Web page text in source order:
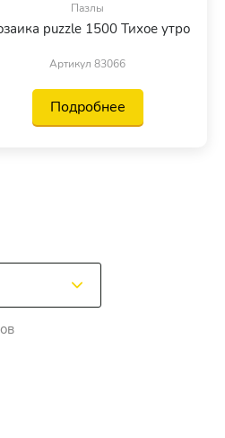
Пазлы
puzzle 1500 Тихое утро
Артикул 83066
Подробнее